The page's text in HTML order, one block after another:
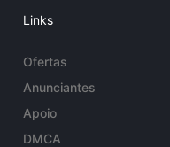
Links
Ofertas
Anunciantes
Apoio
DMCA